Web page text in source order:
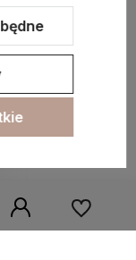
Modern 3.0™